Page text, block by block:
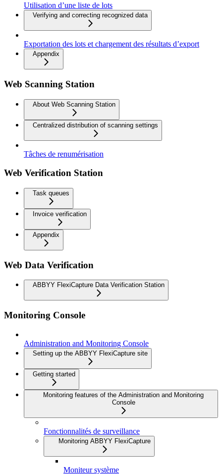
Utilisation d’une liste de lots
Verifying and correcting recognized data
Exportation des lots et chargement des résultats d’export
Appendix
Web Scanning Station
About Web Scanning Station
Centralized distribution of scanning settings
Tâches de renumérisation
Web Verification Station
Task queues
Invoice verification
Appendix
Web Data Verification
ABBYY FlexiCapture Data Verification Station
Monitoring Console
Administration and Monitoring Console
Setting up the ABBYY FlexiCapture site
Getting started
Monitoring features of the Administration and Monitoring
Console
Fonctionnalités de surveillance
Monitoring ABBYY FlexiCapture
Moniteur système